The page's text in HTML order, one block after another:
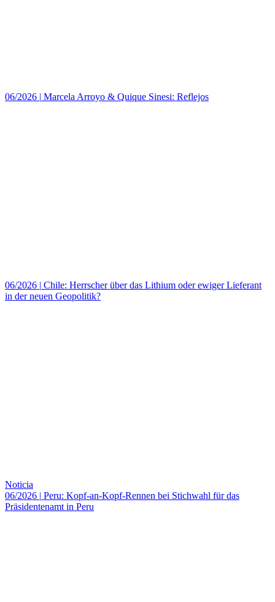
06/2026 | Marcela Arroyo & Quique Sinesi: Reflejos
06/2026 | Chile: Herrscher über das Lithium oder ewiger Lieferant
in der neuen Geopolitik?
Noticia
06/2026 | Peru: Kopf-an-Kopf-Rennen bei Stichwahl für das
Präsidentenamt in Peru